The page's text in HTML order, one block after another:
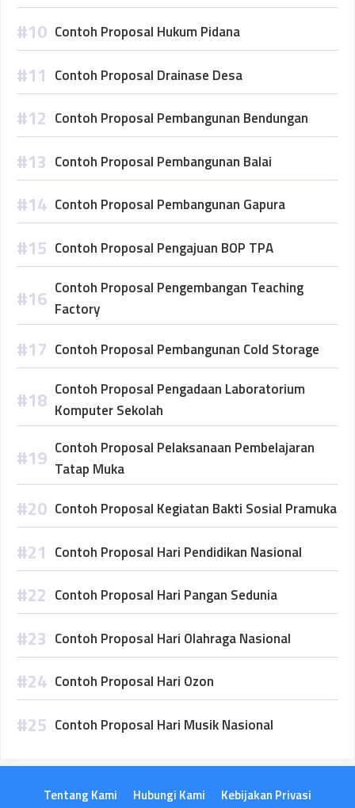
Contoh Proposal Hukum Pidana
Contoh Proposal Drainase Desa
Contoh Proposal Pembangunan Bendungan
Contoh Proposal Pembangunan Balai
Contoh Proposal Pembangunan Gapura
Contoh Proposal Pengajuan BOP TPA
Contoh Proposal Pengembangan Teaching
Factory
Contoh Proposal Pembangunan Cold Storage
Contoh Proposal Pengadaan Laboratorium
Komputer Sekolah
Contoh Proposal Pelaksanaan Pembelajaran
Tatap Muka
Contoh Proposal Kegiatan Bakti Sosial Pramuka
Contoh Proposal Hari Pendidikan Nasional
Contoh Proposal Hari Pangan Sedunia
Contoh Proposal Hari Olahraga Nasional
Contoh Proposal Hari Ozon
Contoh Proposal Hari Musik Nasional
Tentang Kami Hubungi Kami Kebijakan Privasi